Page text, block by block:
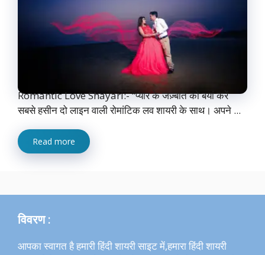
Romantic Love Shayari:- “प्यार के जज़्बात को बयां करें
सबसे हसीन दो लाइन वाली रोमांटिक लव शायरी के साथ। अपने ...
Read more
विवरण :
आपका स्वागत है हमारी हिंदी शायरी साइट में,हमारा हिंदी शायरी